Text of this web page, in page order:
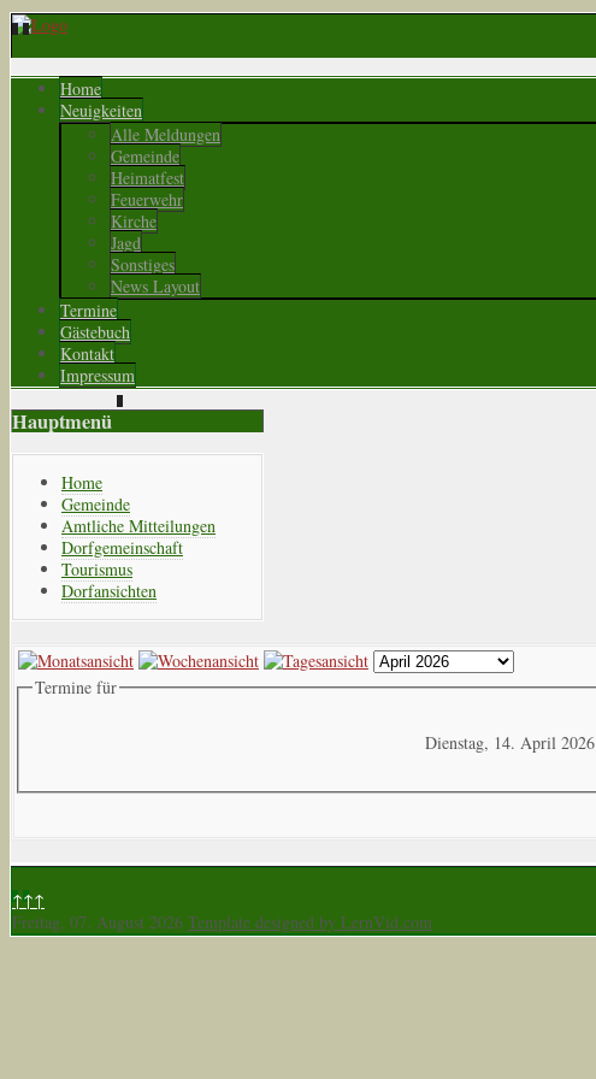
Home
Neuigkeiten
Alle Meldungen
Gemeinde
Heimatfest
Feuerwehr
Kirche
Jagd
Sonstiges
News Layout
Termine
Gästebuch
Kontakt
Impressum
Hauptmenü
Home
Gemeinde
Amtliche Mitteilungen
Dorfgemeinschaft
Tourismus
Dorfansichten
Termine für
Dienstag, 14. April 2026
↑↑↑
Freitag, 07. August 2026 Template designed by LernVid.com